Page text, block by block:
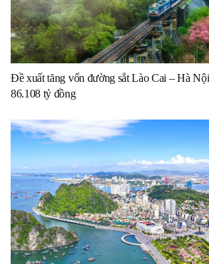
Đề xuất tăng vốn đường sắt Lào Cai – Hà
86.108 tỷ đồng